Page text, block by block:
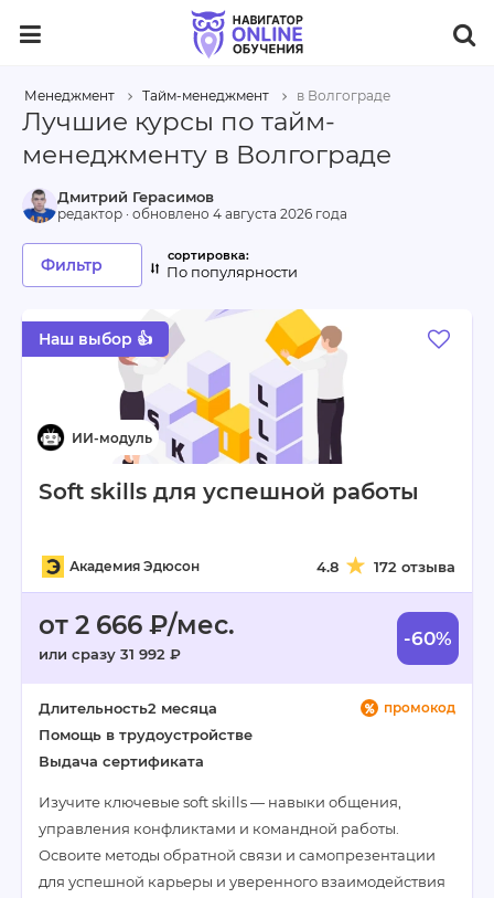
Менеджмент Тайм-менеджмент в Волгограде
Лучшие курсы по тайм-
менеджменту в Волгограде
Soft skills для успешной работы
Академия Эдюсон 4.8 172 отзыва
от 2 666 ₽/мес.
или сразу 31 992 ₽
-60%
промокод
Длительность2 месяца
Помощь в трудоустройстве
Выдача сертификата
Изучите ключевые soft skills — навыки общения,
управления конфликтами и командной работы.
Освоите методы обратной связи и самопрезентации
для успешной карьеры и уверенного взаимодействия
Наш выбор 👍
Дмитрий Герасимов
редактор · обновлено 4 августа 2026 года
Фильтр По популярности